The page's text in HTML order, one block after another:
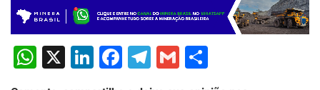
W X
Li
F
T
el
G
h